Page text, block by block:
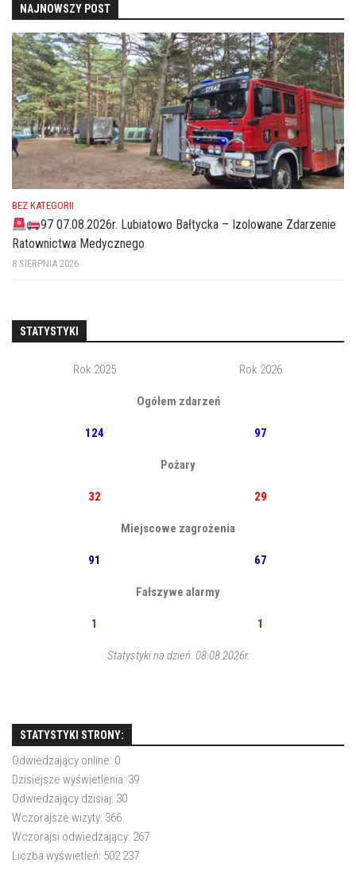
NAJNOWSZY POST
BEZ KATEGORII
97 07.08.2026r. Lubiatowo Bałtycka – Izolowane Zdarzenie
Ratownictwa Medycznego
8 SIERPNIA 2026
STATYSTYKI
Rok 2025 Rok 2026
Ogółem zdarzeń
124 97
Pożary
32 29
Miejscowe zagrożenia
91 67
Fałszywe alarmy
1 1
Statystyki na dzień: 08.08.2026r.
STATYSTYKI STRONY:
Odwiedzający online: 0
Dzisiejsze wyświetlenia: 39
Odwiedzający dzisiaj: 30
Wczorajsze wizyty: 366
Wczorajsi odwiedzający: 267
Liczba wyświetleń: 502 237